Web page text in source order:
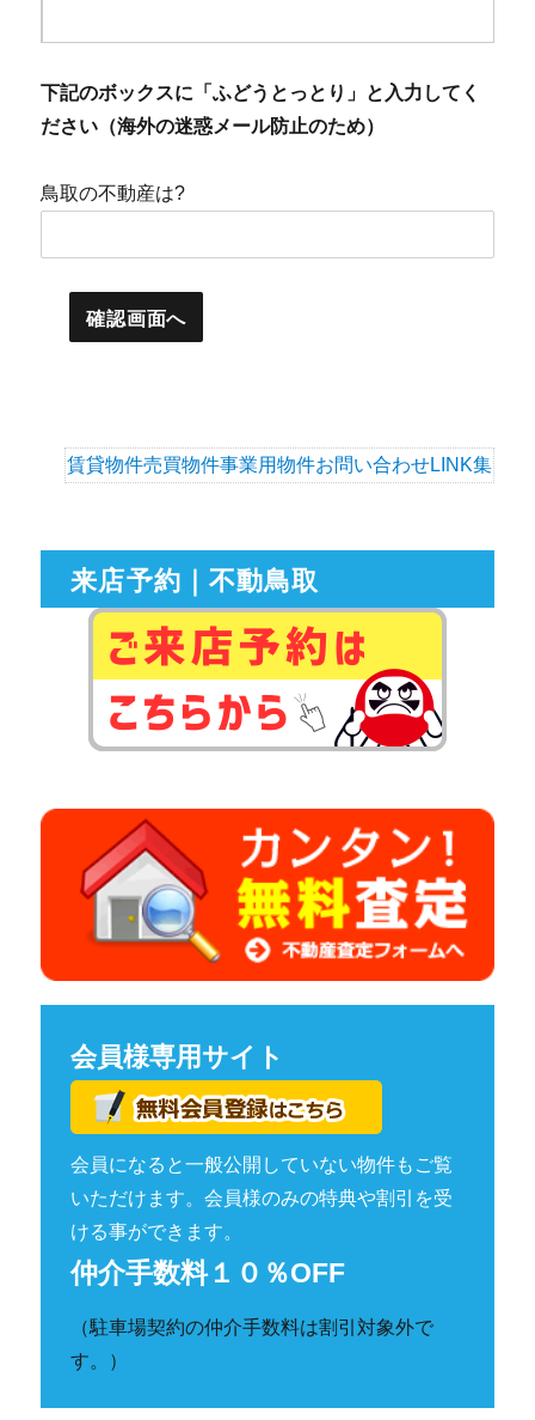
下記のボックスに「ふどうとっとり」と入力してく
ださい（海外の迷惑メール防止のため）
鳥取の不動産は?
賃貸物件売買物件事業用物件お問い合わせLINK集
来店予約｜不動鳥取
会員様専用サイト
会員になると一般公開していない物件もご覧
いただけます。会員様のみの特典や割引を受
ける事ができます。
仲介手数料１０％OFF
（駐車場契約の仲介手数料は割引対象外で
す。）